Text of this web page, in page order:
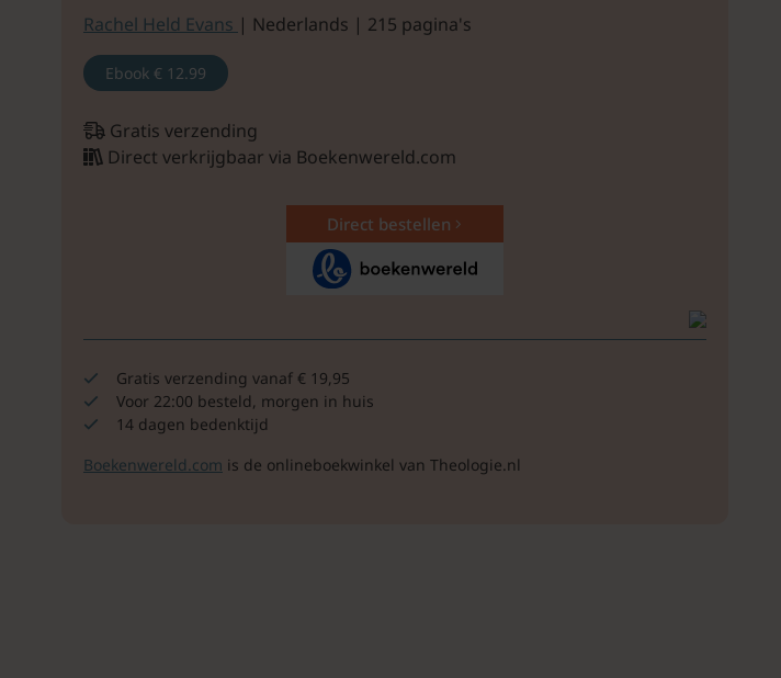
Rachel Held Evans | Nederlands | 215 pagina's
Ebook € 12.99
Gratis verzending
Direct verkrijgbaar via Boekenwereld.com
Direct bestellen
Gratis verzending vanaf € 19,95
Voor 22:00 besteld, morgen in huis
14 dagen bedenktijd
Boekenwereld.com is de onlineboekwinkel van Theologie.nl